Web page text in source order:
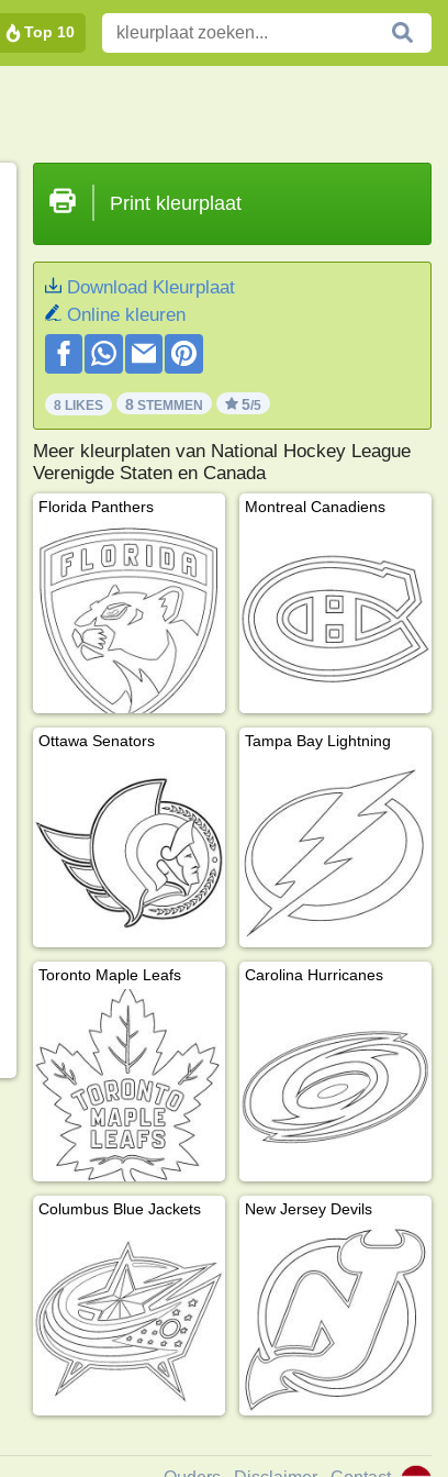
Top 10
Print kleurplaat
Download Kleurplaat
Online kleuren
8 LIKES 8STEMMEN 5/5
Meer kleurplaten van National Hockey League
Verenigde Staten en Canada
Florida Panthers Montreal Canadiens
Ottawa Senators Tampa Bay Lightning
Toronto Maple Leafs Carolina Hurricanes
Columbus Blue Jackets New Jersey Devils